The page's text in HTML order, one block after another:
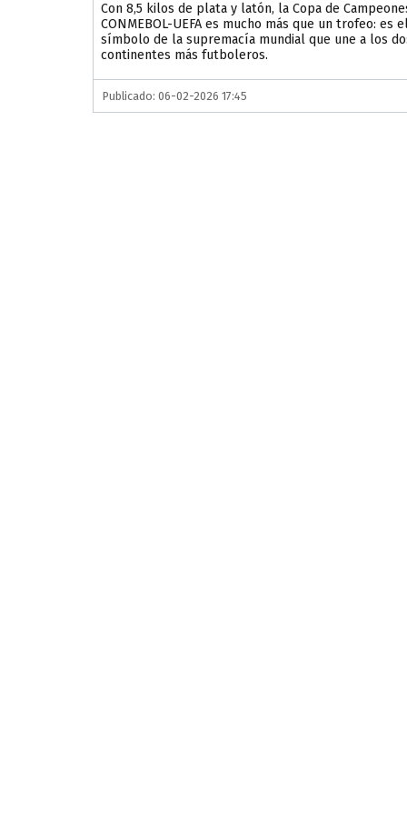
Con 8,5 kilos de plata y latón, la Copa de
CONMEBOL-UEFA es mucho más que un trofeo: es
símbolo de la supremacía mundial que une a los
continentes más futboleros.
Publicado: 06-02-2026 17:45